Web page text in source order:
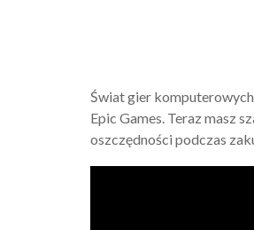
Świat gier
Epic Games. Teraz masz
oszczędności podczas